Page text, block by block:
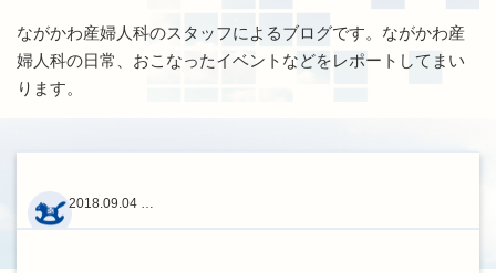
ながかわ産婦人科のスタッフによるブログです。ながかわ産
婦人科の日常、おこなったイベントなどをレポートしてまい
ります。
2018.09.04 …